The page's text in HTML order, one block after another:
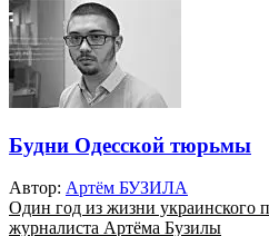
Будни Одесской тюрьмы
Автор: Артём БУЗИЛА
Один год из жизни украинского
журналиста Артёма Бузилы